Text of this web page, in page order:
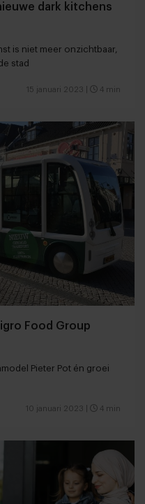
dark kitchens
is niet meer onzichtbaar,
stad
15 januari 2023 4 min
Food Group
Pieter Pot én groei
10 januari 2023 4 min